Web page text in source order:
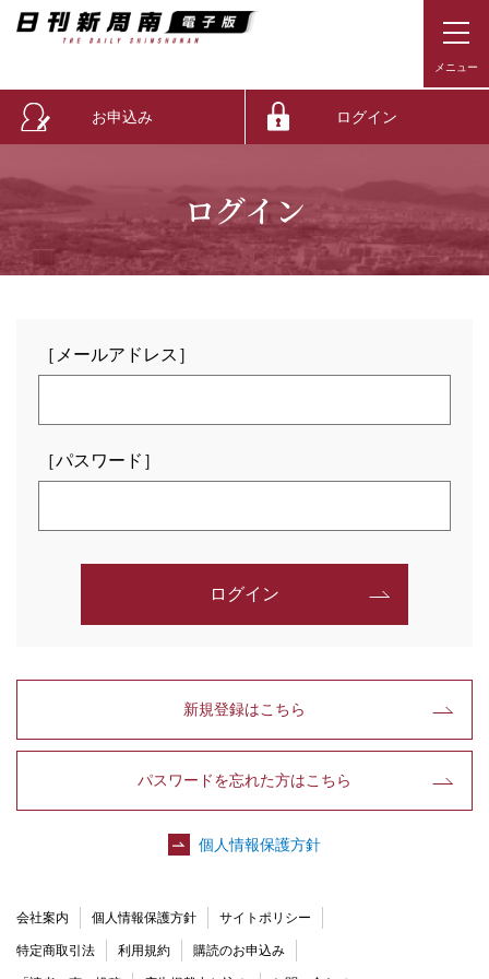
お申込み ログイン
ログイン
［メールアドレス］
［パスワード］
ログイン
新規登録はこちら
パスワードを忘れた方はこちら
個人情報保護方針
会社案内 個人情報保護方針 サイトポリシー
特定商取引法 利用規約 購読のお申込み